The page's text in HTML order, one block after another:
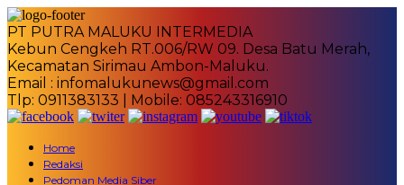
PT PUTRA MALUKU INTERMEDIA
Kebun Cengkeh RT.006/RW 09. Desa Batu Merah,
Kecamatan Sirimau Ambon-Maluku.
Email : infomalukunews@gmail.com
Tlp: 0911383133 | Mobile: 085243316910
Home
Redaksi
Pedoman Media Siber